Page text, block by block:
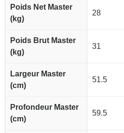
Poids Net Master
(kg)
28
Poids Brut Master
(kg)
31
Largeur Master
(cm)
51.5
Profondeur Master
(cm)
59.5